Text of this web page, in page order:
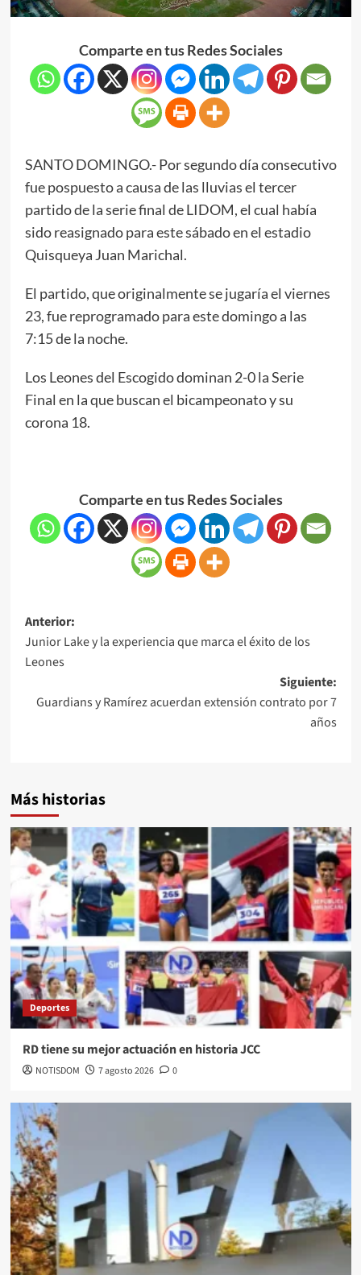
Comparte en tus Redes Sociales
SANTO DOMINGO.- Por segundo día consecutivo
fue pospuesto a causa de las lluvias el tercer
partido de la serie final de LIDOM, el cual había
sido reasignado para este sábado en el estadio
Quisqueya Juan Marichal.
El partido, que originalmente se jugaría el viernes
23, fue reprogramado para este domingo a las
7:15 de la noche.
Los Leones del Escogido dominan 2-0 la Serie
Final en la que buscan el bicampeonato y su
corona 18.
Comparte en tus Redes Sociales
Anterior:
Junior Lake y la experiencia que marca el éxito de los
Leones
Siguiente:
Guardians y Ramírez acuerdan extensión contrato por 7
años
Más historias
Deportes
RD tiene su mejor actuación en historia JCC
NOTISDOM 7 agosto 2026 0